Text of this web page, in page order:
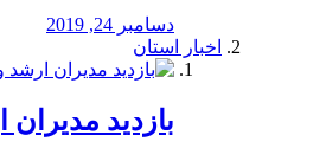
دسامبر 24, 2019
اخبار استان
بازدید